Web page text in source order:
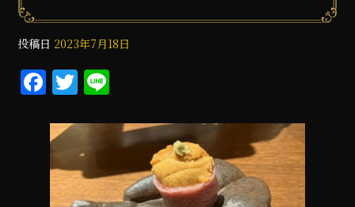
投稿日 2023年7月18日
F
c
e
b
T
it
te
r
e